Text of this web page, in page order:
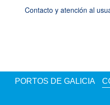
Saltar al contenido
Contacto y atención al
PORTOS DE GALICIA